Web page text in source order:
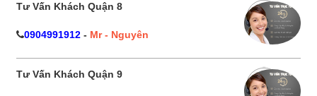
Tư Vấn Khách Quận 8
0904991912 - Mr - Nguyên
Tư Vấn Khách Quận 9